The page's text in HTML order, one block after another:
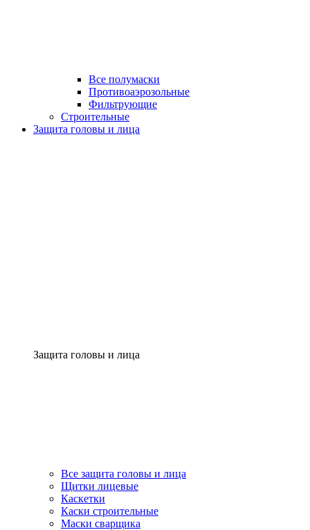
Все полумаски
Противоаэрозольные
Фильтрующие
Строительные
Защита головы и лица
Защита головы и лица
Все защита головы и лица
Щитки лицевые
Каскетки
Каски строительные
Маски сварщика